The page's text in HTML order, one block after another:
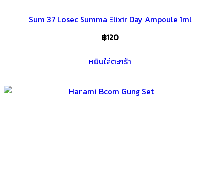
Sum 37 Losec Summa Elixir Day Ampoule 1ml
฿120
หยิบใส่ตะกร้า